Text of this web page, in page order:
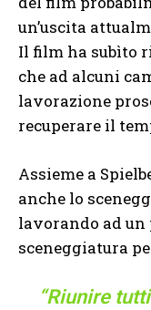
un’uscita
Il film ha subìto
che ad alcuni
lavorazione
recuperare il
Assieme a
anche lo
lavorando ad
sceneggiatura
“Riunire